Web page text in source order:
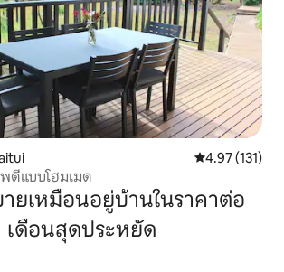
คะแนนเฉลี่ย
4.97 (131)
ดีแบบโฮมเมด
ยเหมือนอยู่บ้านในราคาต่อ
เดือนสุดประหยัด